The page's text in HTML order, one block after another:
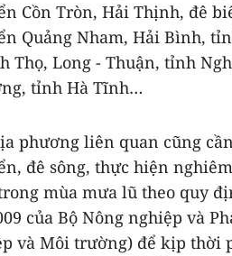
Cồn Tròn, Hải Thịnh, đê
Quảng Nham, Hải Bình,
Thọ, Long - Thuận, tỉnh
tỉnh Hà Tĩnh…
phương liên quan cũng
đê sông, thực hiện
mùa mưa lũ theo quy
của Bộ Nông nghiệp và
và Môi trường) để kịp thời